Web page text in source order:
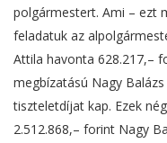
polgármestert. Ami – ezt
feladatuk az
Attila havonta 628.217,–
megbízatású Nagy
tiszteletdíjat kap. Ezek
2.512.868,– forint Nagy